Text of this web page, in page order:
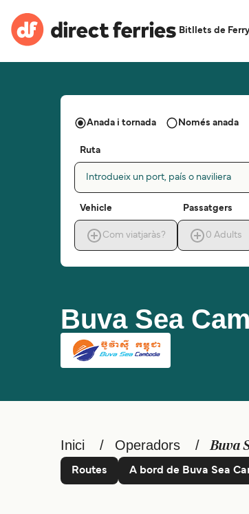
Bitllets de
Buva Sea
Anada i tornada Només anada
Ruta
Introdueix un port, país o naviliera
Vehicle
Com viatjaràs?
Passatgers
0 Adults
Inici Operadors Buva
Routes A bord de Buva Sea